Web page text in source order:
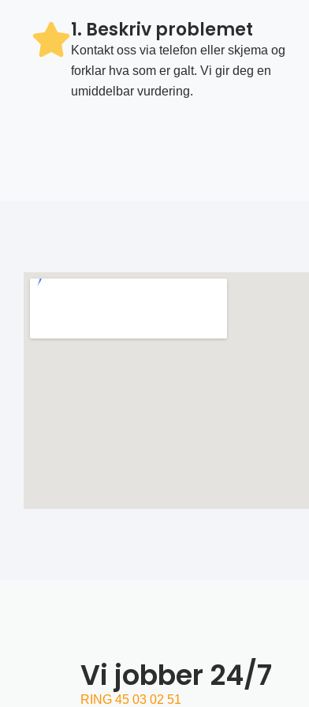
1. Beskriv problemet
Kontakt oss via telefon eller skjema og
forklar hva som er galt. Vi gir deg en
umiddelbar vurdering.
Vi jobber 24/7
RING 45 03 02 51